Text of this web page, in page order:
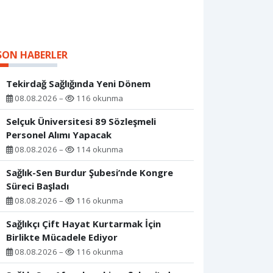
HABERLER
Tekirdağ Sağlığında Yeni Dönem
08.08.2026 – 116 okunma
Selçuk Üniversitesi 89 Sözleşmeli
Personel Alımı Yapacak
08.08.2026 – 114 okunma
Sağlık-Sen Burdur Şubesi’nde Kongre
Süreci Başladı
08.08.2026 – 116 okunma
Sağlıkçı Çift Hayat Kurtarmak İçin
Birlikte Mücadele Ediyor
08.08.2026 – 116 okunma